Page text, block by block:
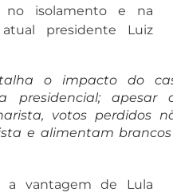
no isolamento e na
presidente Luiz
o impacto do
presidencial; apesar
votos perdidos
e alimentam
a vantagem de Lula